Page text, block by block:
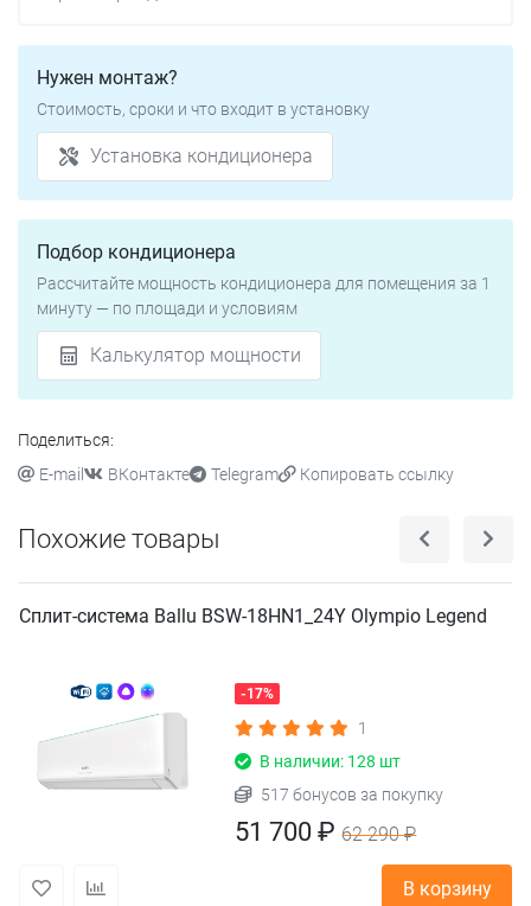
Нужен монтаж?
Стоимость, сроки и что входит в установку
Установка кондиционера
Подбор кондиционера
Рассчитайте мощность кондиционера для помещения за 1
минуту — по площади и условиям
Калькулятор мощности
Поделиться:
E-mail
ВКонтакте Telegram Копировать ссылку
Похожие товары
Сплит-система Ballu BSW-18HN1_24Y Olympio Legend
-17%
1
В наличии: 128 шт
517 бонусов за покупку
51 700 ₽62 290 ₽
В корзину